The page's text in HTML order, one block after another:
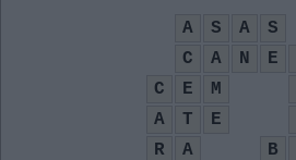
A S A
S
C
A N E
C
E M
A
T E
R
A B